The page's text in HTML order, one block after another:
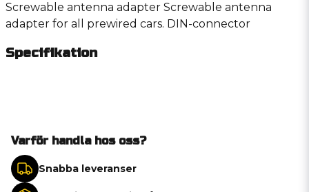
Screwable antenna adapter Screwable antenna
adapter for all prewired cars. DIN-connector
Specifikation
Varför handla hos oss?
Snabba leveranser